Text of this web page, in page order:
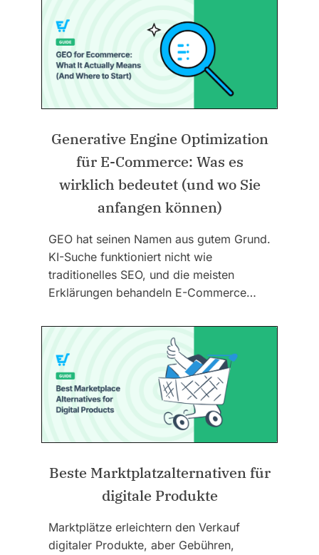
Generative Engine Optimization
für E-Commerce: Was es
wirklich bedeutet (und wo Sie
anfangen können)
GEO hat seinen Namen aus gutem Grund.
KI-Suche funktioniert nicht wie
traditionelles SEO, und die meisten
Erklärungen behandeln E-Commerce…
Beste Marktplatzalternativen für
digitale Produkte
Marktplätze erleichtern den Verkauf
digitaler Produkte, aber Gebühren,